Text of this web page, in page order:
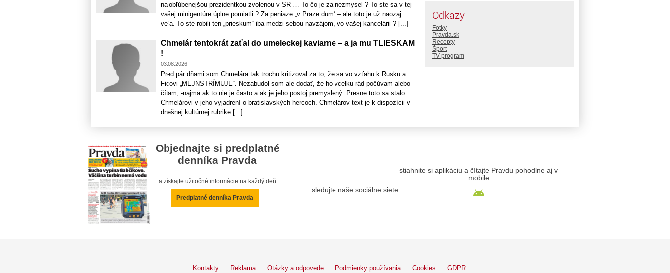
najobľúbenejšou prezidentkou zvolenou v SR … To čo je za nezmysel ? To ste sa v tej
vašej minigentúre úplne pomiatli ? Za peniaze „v Praze dum“ – ale toto je už naozaj
veľa. To ste robili ten „prieskum“ iba medzi sebou navzájom, vo vašej kancelárii ? [...]
Chmelár tentokrát zaťal do umeleckej kaviarne – a ja mu TLIESKAM
!
03.08.2026
Pred pár dňami som Chmelára tak trochu kritizoval za to, že sa vo vzťahu k Rusku a
Ficovi „MEJNSTRÍMUJE“. Nezabudol som ale dodať, že ho vcelku rád počúvam alebo
čítam, -najmä ak to nie je často a ak je jeho postoj premyslený. Presne toto sa stalo
Chmelárovi v jeho vyjadrení o bratislavských hercoch. Chmelárov text je k dispozícii v
dnešnej kultúrnej rubrike [...]
Odkazy
Fotky
Pravda.sk
Recepty
Šport
TV program
Objednajte si predplatné
denníka Pravda
a získajte užitočné informácie na každý deň
Predplatné denníka Pravda
sledujte naše sociálne siete
stiahnite si aplikáciu a čítajte Pravdu pohodlne aj v
mobile
Kontakty Reklama Otázky a odpovede Podmienky používania Cookies GDPR